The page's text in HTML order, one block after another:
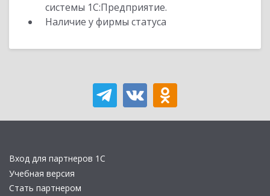
системы 1С:Предприятие.
Наличие у фирмы статуса
Вход для партнеров 1С
Учебная версия
Стать партнером